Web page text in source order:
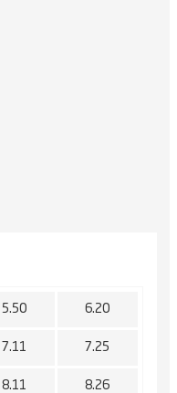
5.50 6.20
7.11 7.25
8.11 8.26